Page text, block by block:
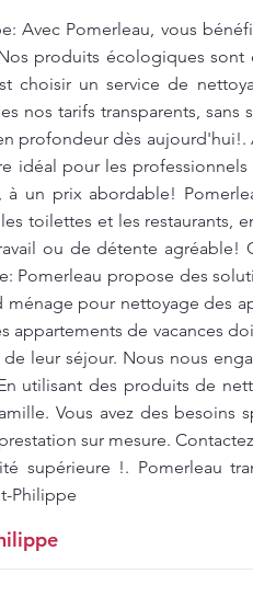
Avec Pomerleau, vous
produits écologiques
choisir un service de
nos tarifs transparents,
profondeur dès
idéal pour les
un prix abordable!
toilettes et les restaurants,
ou de détente
Pomerleau propose des
pour nettoyage des
appartements de vacances
leur séjour. Nous nous
utilisant des produits de
Vous avez des besoins
sur mesure.
supérieure !. Pomerleau
Philippe